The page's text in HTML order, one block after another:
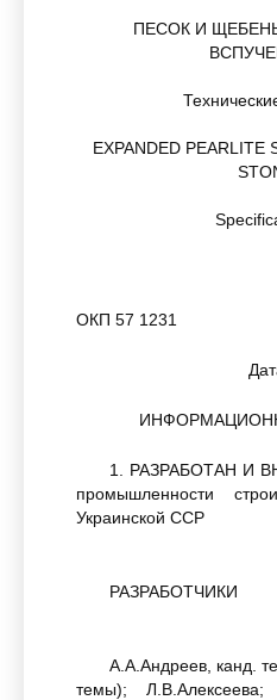
ПЕСОК И
EXPANDED PEARLITE
ОКП 57 1231
1. РАЗРАБОТАН И
промышленности
Украинской ССР
РАЗРАБОТЧИКИ
А.А.Андреев, канд.
темы); Л.В.Алексеева;